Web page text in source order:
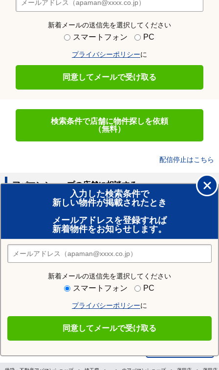
新着メールの送信先を選択してください
スマートフォン PC
プライバシーポリシーに
同意してメールで受け取る
検索条件で店舗に物件探しを依頼
（無料）
配信停止はこちら
入力した検索条件で
新しい物件が掲載されたとき
メールアドレスを登録すれば
新着物件をお知らせします。
新着メールの送信先を選択してください
スマートフォン PC
プライバシーポリシーに
同意してメールで受け取る
アパマンショップの店舗に相談する
賃貸のプロがお部屋探し！
おまかせ物件リクエスト
住みたい街の店舗を探す
店舗検索